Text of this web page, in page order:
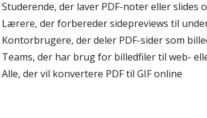
Studerende, der laver PDF-noter eller slides
Lærere, der forbereder sidepreviews til
Kontorbrugere, der deler PDF-sider som
Teams, der har brug for billedfiler til web-
Alle, der vil konvertere PDF til GIF online